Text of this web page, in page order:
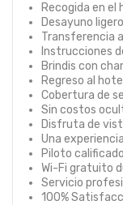
Recogida en el
Desayuno
Transferencia
Instrucciones
Brindis con
Regreso al hotel
Cobertura de
Sin costos
Disfruta de
Una
Piloto
Wi-Fi gratuito
Servicio
100%